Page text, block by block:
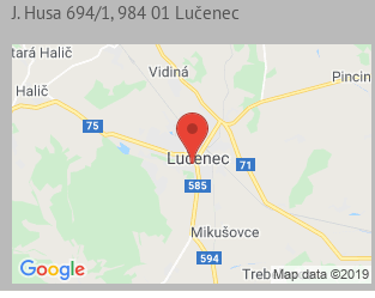
J. Husa 694/1, 984 01 Lučenec